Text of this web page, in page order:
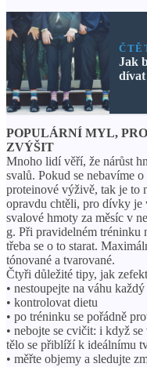
Jak
POPULÁRNÍ MYL,
ZVÝŠIT
Mnoho lidí věří, že nárůst
svalů. Pokud se nebavíme
proteinové výživě, tak je to
opravdu chtěli, pro dívky je
svalové hmoty za měsíc v
g. Při pravidelném tréninku
třeba se o to starat.
tónované a tvarované.
Čtyři důležité tipy, jak
• nestoupejte na váhu
• kontrolovat dietu
• po tréninku se pořádně
• nebojte se cvičit: i když
tělo se přiblíží k ideálnímu
• měřte objemy a sledujte